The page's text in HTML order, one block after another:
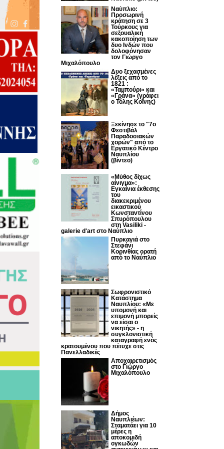
Ναύπλιο:
Προσωρινή
κράτηση σε 3
Τούρκους για
σεξουαλική
κακοποίηση των
δυο Ινδών που
δολοφόνησαν
τον Γιώργο
Μιχαλόπουλο
Δυο ξεχασμένες
λέξεις από το
1821 :
«Ταμπούρι» και
«Γράνα» (γράφει
ο Τόλης Κοΐνης)
Ξεκίνησε το "7ο
Φεστιβάλ
Παραδοσιακών
χορών" από το
Εργατικό Κέντρο
Ναυπλίου
(βίντεο)
«Μύθος δίχως
αίνιγμα»:
Εγκαίνια έκθεσης
του
διακεκριμένου
εικαστικού
Κωνσταντίνου
Σπυρόπουλου
στη Vasiliki -
galerie d'art στο Ναύπλιο
Πυρκαγιά στο
Στεφάνι
Κορινθίας ορατή
από το Ναύπλιο
Σωφρονιστικό
Κατάστημα
Ναυπλίου: «Με
υπομονή και
επιμονή μπορείς
να είσαι ο
νικητής» - η
συγκλονιστική
καταγραφή ενός
κρατουμένου που πέτυχε στις
Πανελλαδικές
Αποχαιρετισμός
στο Γιώργο
Μιχαλόπουλο
Δήμος
Ναυπλιέων:
Σταματάει για 10
μέρες η
αποκομιδή
ογκωδών